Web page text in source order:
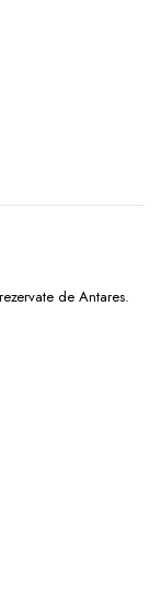
de Antares.